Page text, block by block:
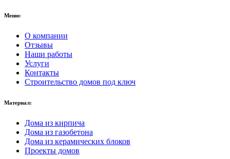
Меню:
О компании
Отзывы
Наши работы
Услуги
Контакты
Строительство домов под ключ
Материал:
Дома из кирпича
Дома из газобетона
Дома из керамических блоков
Проекты домов